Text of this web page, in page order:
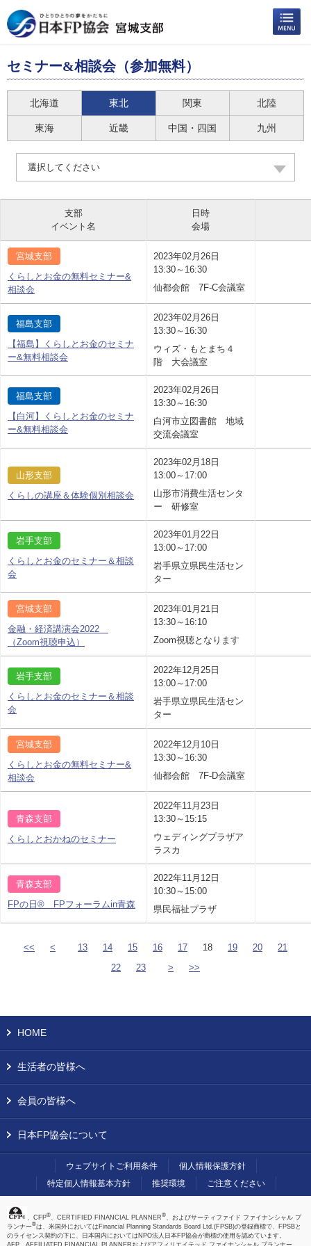
セミナー&相談会（参加無料）
北海道 東北 関東 北陸
東海 近畿 中国・四国 九州
選択してください
支部
イベント名
日時
会場
宮城支部
くらしとお金の無料セミナー&
相談会
2023年02月26日
13:30～16:30
仙都会館 7F-C会議室
福島支部
【福島】くらしとお金のセミナ
ー&無料相談会
2023年02月26日
13:30～16:30
ウィズ・もとまち４
階 大会議室
福島支部
【白河】くらしとお金のセミナ
ー&無料相談会
2023年02月26日
13:30～16:30
白河市立図書館 地域
交流会議室
山形支部
くらしの講座＆体験個別相談会
2023年02月18日
13:00～17:00
山形市消費生活センタ
ー 研修室
岩手支部
くらしとお金のセミナー＆相談
会
2023年01月22日
13:00～17:00
岩手県立県民生活セン
ター
宮城支部
金融・経済講演会2022
（Zoom視聴申込）
2023年01月21日
13:30～16:10
Zoom視聴となります
岩手支部
くらしとお金のセミナー＆相談
会
2022年12月25日
13:00～17:00
岩手県立県民生活セン
ター
宮城支部
くらしとお金の無料セミナー&
相談会
2022年12月10日
13:30～16:30
仙都会館 7F-D会議室
青森支部
くらしとおかねのセミナー
2022年11月23日
13:30～15:15
ウェディングプラザア
ラスカ
青森支部
FPの日® FPフォーラムin青森
2022年11月12日
10:30～15:00
県民福祉プラザ
<< < 13 14 15 16 17 18 19 20
21
22
23 > >>
HOME
生活者の皆様へ
会員の皆様へ
日本FP協会について
ウェブサイトご利用条件
個人情報保護方針
特定個人情報基本方針
推奨環境 ご注意ください
、CFP®、CERTIFIED FINANCIAL PLANNER®、およびサーティファイド ファイナンシャル プ
ランナー®は、米国外においてはFinancial Planning Standards Board Ltd.(FPSB)の登録商標で、FPSBと
のライセンス契約の下に、日本国内においてはNPO法人日本FP協会が商標の使用を認めています。
AFP、AFFILIATED FINANCIAL PLANNERおよびアフィリエイテッド ファイナンシャル プランナー